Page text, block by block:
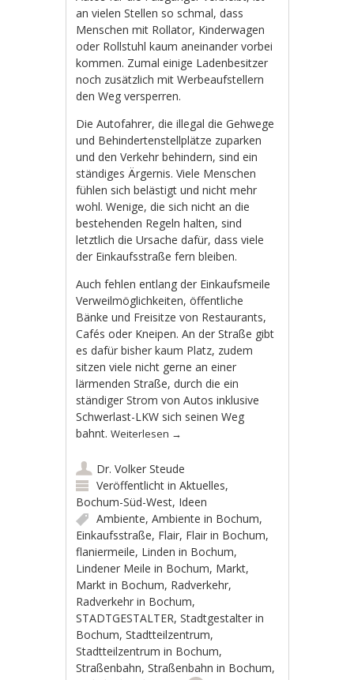
an vielen Stellen so schmal, dass
Menschen mit Rollator, Kinderwagen
oder Rollstuhl kaum aneinander vorbei
kommen. Zumal einige Ladenbesitzer
noch zusätzlich mit Werbeaufstellern
den Weg versperren.
Die Autofahrer, die illegal die Gehwege
und Behindertenstellplätze zuparken
und den Verkehr behindern, sind ein
ständiges Ärgernis. Viele Menschen
fühlen sich belästigt und nicht mehr
wohl. Wenige, die sich nicht an die
bestehenden Regeln halten, sind
letztlich die Ursache dafür, dass viele
der Einkaufsstraße fern bleiben.
Auch fehlen entlang der Einkaufsmeile
Verweilmöglichkeiten, öffentliche
Bänke und Freisitze von Restaurants,
Cafés oder Kneipen. An der Straße gibt
es dafür bisher kaum Platz, zudem
sitzen viele nicht gerne an einer
lärmenden Straße, durch die ein
ständiger Strom von Autos inklusive
Schwerlast-LKW sich seinen Weg
bahnt.Weiterlesen →
Dr. Volker Steude
Veröffentlicht inAktuelles,
Bochum-Süd-West, Ideen
Ambiente,Ambiente in Bochum,
Einkaufsstraße, Flair, Flair in Bochum,
flaniermeile, Linden in Bochum,
Lindener Meile in Bochum, Markt,
Markt in Bochum, Radverkehr,
Radverkehr in Bochum,
STADTGESTALTER,Stadtgestalter in
Bochum,Stadtteilzentrum,
Stadtteilzentrum in Bochum,
Straßenbahn,Straßenbahn in Bochum,